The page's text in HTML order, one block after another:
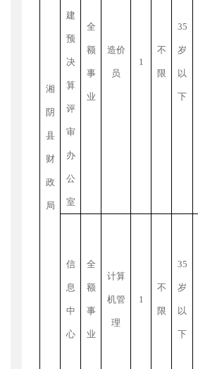
湘
阴
县
财
政
局
建
预
决
算
评
审
办
公
室
全
额
事
业
造价
员
1
不
限
35
岁
以
下
信
息
中
心
全
额
事
业
计算
机管
理
1
不
限
35
岁
以
下